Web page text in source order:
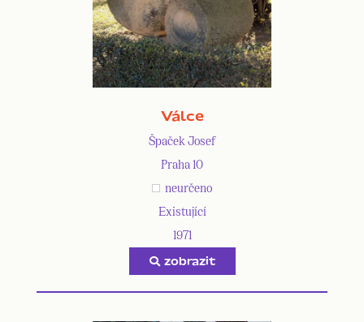
Válce
Špaček Josef
Praha 10
neurčeno
Existující
1971
zobrazit